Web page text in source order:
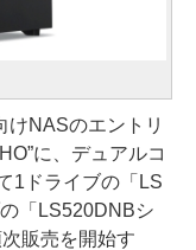
NASのエントリ
に、デュアルコ
1ドライブの「LS
「LS520DNBシ
販売を開始す